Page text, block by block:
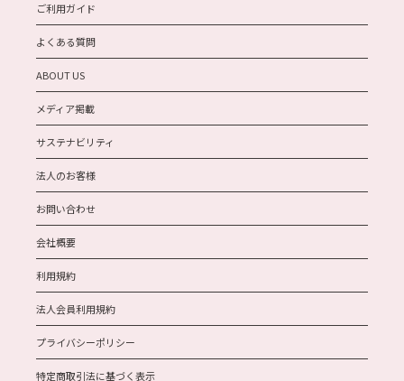
ご利用ガイド
よくある質問
ABOUT US
メディア掲載
サステナビリティ
法人のお客様
お問い合わせ
会社概要
利用規約
法人会員利用規約
プライバシーポリシー
特定商取引法に基づく表示